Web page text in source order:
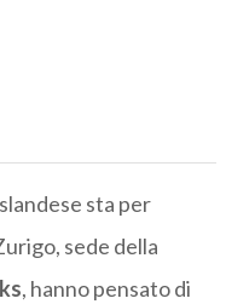
sta per
sede della
, hanno pensato di